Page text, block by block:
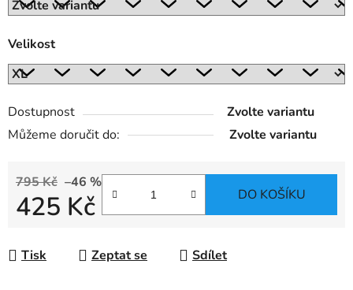
Velikost
Dostupnost
Zvolte variantu
Můžeme doručit do:
Zvolte variantu
795 Kč –46 %
425 Kč DO KOŠÍKU
Tisk Zeptat se Sdílet